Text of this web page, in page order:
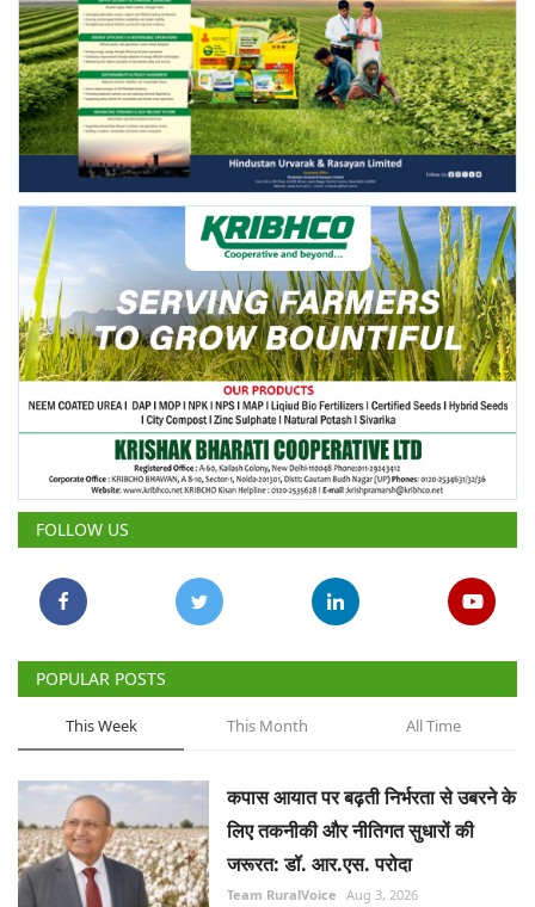
Agriculture Conclave and NACOF
Awards 2022
Agri Start-Ups
Language
English Hindi
FOLLOW US
POPULAR POSTS
This Week This Month All Time
कपास आयात पर बढ़ती निर्भरता से उबरने के
लिए तकनीकी और नीतिगत सुधारों की
जरूरत: डॉ. आर.एस. परोदा
Team RuralVoice Aug 3, 2026